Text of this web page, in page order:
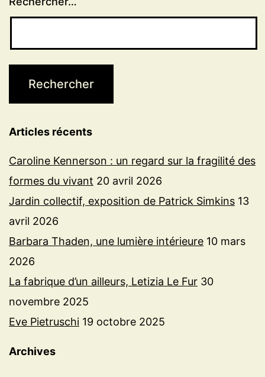
Articles récents
Caroline Kennerson : un regard sur la fragilité des
formes du vivant 20 avril 2026
Jardin collectif, exposition de Patrick Simkins 13
avril 2026
Barbara Thaden, une lumière intérieure 10 mars
2026
La fabrique d’un ailleurs, Letizia Le Fur 30
novembre 2025
Eve Pietruschi 19 octobre 2025
Archives